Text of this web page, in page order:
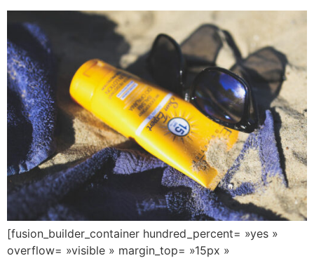
[fusion_builder_container hundred_percent= »yes »
overflow= »visible » margin_top= »15px »